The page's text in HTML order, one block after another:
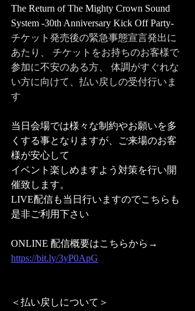
The Return of The Mighty Crown Sound
System -30th Anniversary Kick Off Party-
チケット発売後の緊急事態宣言発出に
あたり、 チケットをお持ちのお客様で
参加に不安のある方、 体調がすぐれな
い方に向けて、払い戻しの受付行いま
す
当日会場では様々な制約やお願いを多
くする事となりますが、ご来場のお客
様が安心して
イベント楽しめますよう対策を行い開
催致します。
LIVE配信も当日行いますのでこちらも
是非ご利用下さい
ONLINE 配信概要はこちらから→
https://bit.ly/3yP0ApG
＜払い戻しについて＞